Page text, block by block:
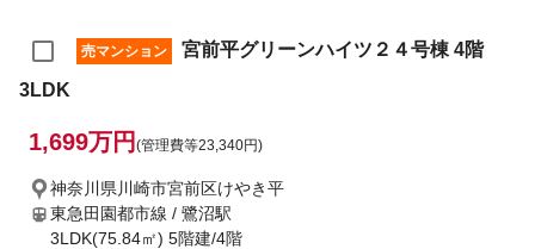
売マンション
宮前平グリーンハイツ２４号棟 4階
3LDK
1,699万円 (管理費等23,340円)
神奈川県川崎市宮前区けやき平
東急田園都市線 / 鷺沼駅
3LDK(75.84㎡) 5階建/4階